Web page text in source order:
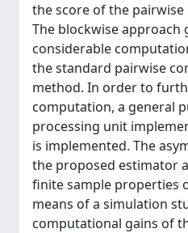
the score of the
The blockwise approach
considerable
the standard pairwise
method. In order to
computation, a general
processing unit
is implemented. The
the proposed estimator
finite sample properties
means of a simulation
computational gains of